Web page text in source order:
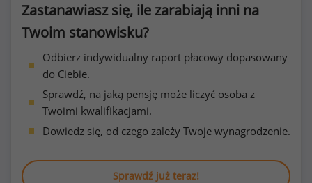
Zastanawiasz się, ile zarabiają inni na
Twoim stanowisku?
Odbierz indywidualny raport płacowy dopasowany
do Ciebie.
Sprawdź, na jaką pensję może liczyć osoba z
Twoimi kwalifikacjami.
Dowiedz się, od czego zależy Twoje wynagrodzenie.
Sprawdź już teraz!